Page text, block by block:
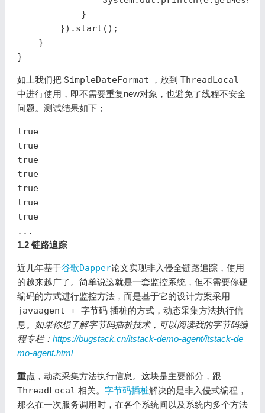
}
}). start ();
}
}
如上我们把 SimpleDateFormat ，放到 ThreadLocal
中进行使用，即不需要重复new对象，也避免了线程不安全
问题。测试结果如下；
true
true
true
true
true
true
true
...
1.2 链路追踪
近几年基于谷歌Dapper论文实现非入侵全链路追踪，使用
的越来越广了。简单说这就是一套监控系统，但不需要你硬
编码的方式进行监控方法，而是基于它的设计方案采用
javaagent + 字节码插桩的方式，动态采集方法执行信
息。
如果你想了解字节码插桩技术，可以阅读我的字节码编
程专栏： https://bugstack.cn/itstack-demo-agent/itstack-de
mo-agent.html
重点，动态采集方法执行信息。这块是主要部分，跟
ThreadLocal 相关。 字节码插桩解决的是非入侵式编程，
那么在一次服务调用时，在各个系统间以及系统内多个方法